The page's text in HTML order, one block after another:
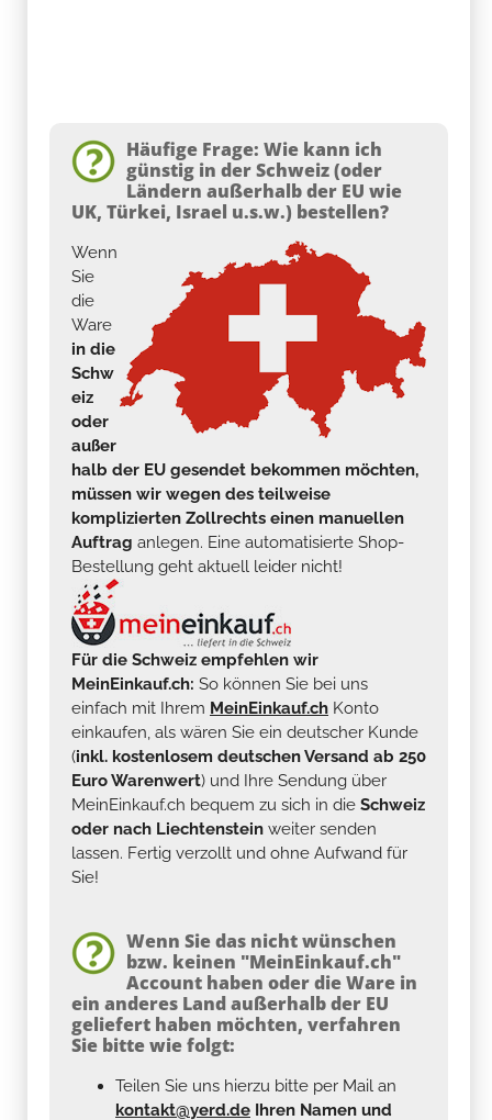
Ländern außerhalb der EU wie
UK, Türkei, Israel u.s.w.) bestellen?
Wenn
Sie
die
Ware
in die
Schw
eiz
oder
außer
halb der EU gesendet bekommen möchten,
müssen wir wegen des teilweise
komplizierten Zollrechts einen manuellen
Auftrag anlegen. Eine automatisierte Shop-
Bestellung geht aktuell leider nicht!
Für die Schweiz empfehlen wir
MeinEinkauf.ch:So können Sie bei uns
einfach mit IhremMeinEinkauf.ch
einkaufen, als wären Sie ein deutscher Kunde
(inkl. kostenlosem deutschen Versand ab 250
Euro Warenwert) und Ihre Sendung über
MeinEinkauf.ch bequem zu sich in dieSchweiz
oder nach Liechtensteinweiter senden
lassen. Fertig verzollt und ohne Aufwand für
Sie!
Account haben oder die Ware in
ein anderes Land außerhalb der EU
geliefert haben möchten, verfahren
Sie bitte wie folgt:
Teilen Sie uns hierzu bitte per Mail an
kontakt@yerd.de
Adresse mit. Ebenso die gewünschten
Artikelnummern(z.B. dieser Artikel: